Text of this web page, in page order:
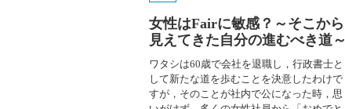
女性はFairに敏感？～そこから
見えてきた自分の進むべき道～
ワタシは60歳で会社を退職し，行政書士と
して新たな道を歩むことを決意したわけで
すが，そのことが社内で公になった時，思